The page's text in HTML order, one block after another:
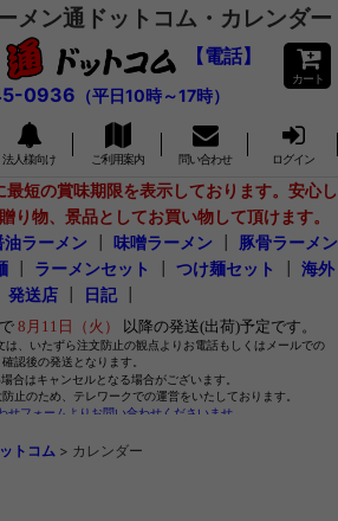
メン通ドットコム・カレンダー
【電話】
0936 （平日10時～17時）
カート
法人様向け ご利用案内 問い合わせ ログイン
短の賞味期限を表示しております。安心し
り物、景品としてお買い物して頂けます。
油ラーメン 味噌ラーメン
豚骨ラーメン
ラーメンセット つけ麺セット
海外
発送店
日記┃
トコム > カレンダー